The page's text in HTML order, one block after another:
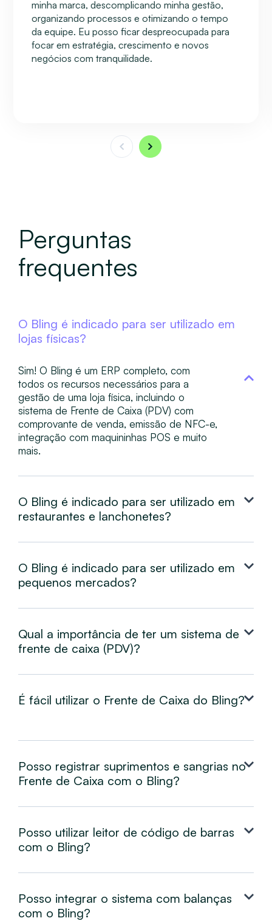
minha marca, descomplicando minha gestão,
organizando processos e otimizando o tempo
da equipe. Eu posso ficar despreocupada para
focar em estratégia, crescimento e novos
negócios com tranquilidade.
Perguntas
frequentes
O Bling é indicado para ser utilizado em
lojas físicas?
Sim! O Bling é um ERP completo, com
todos os recursos necessários para a
gestão de uma loja física, incluindo o
sistema de Frente de Caixa (PDV) com
comprovante de venda, emissão de NFC-e,
integração com maquininhas POS e muito
mais.
O Bling é indicado para ser utilizado em
restaurantes e lanchonetes?
O Bling é indicado para ser utilizado em
pequenos mercados?
Qual a importância de ter um sistema de
frente de caixa (PDV)?
É fácil utilizar o Frente de Caixa do Bling?
Posso registrar suprimentos e sangrias no
Frente de Caixa com o Bling?
Posso utilizar leitor de código de barras
com o Bling?
Posso integrar o sistema com balanças
com o Bling?